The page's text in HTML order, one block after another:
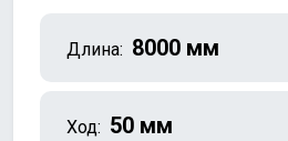
Длина: 8000 мм
Ход: 50 мм